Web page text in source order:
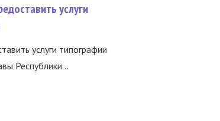
услуги
услуги типографии
Республики...